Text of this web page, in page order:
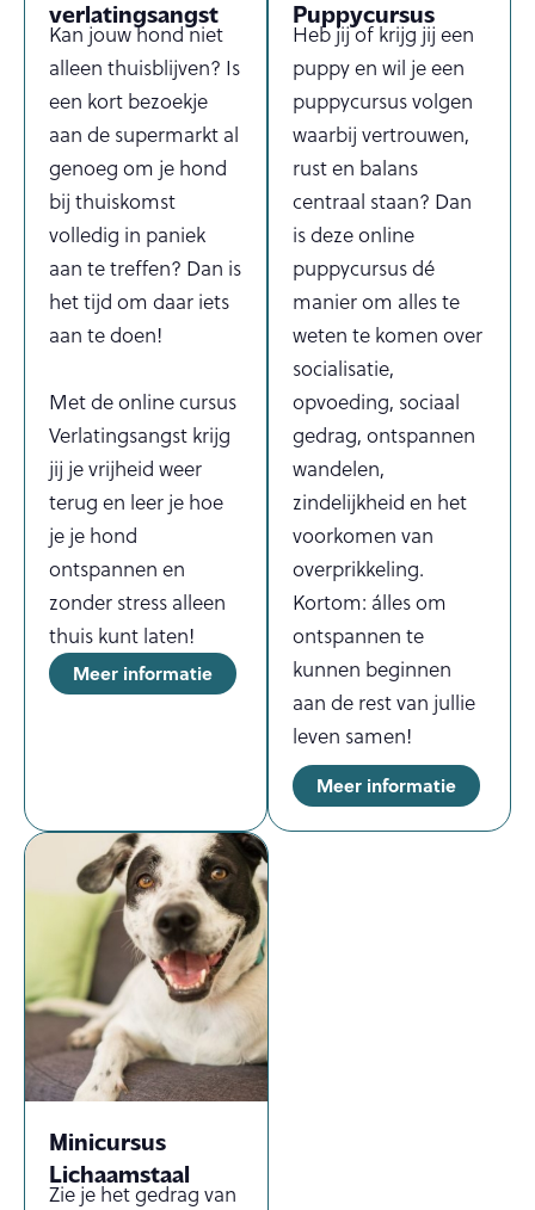
verlatingsangst
Kan jouw hond niet
alleen thuisblijven? Is
een kort bezoekje
aan de supermarkt al
genoeg om je hond
bij thuiskomst
volledig in paniek
aan te treffen? Dan is
het tijd om daar iets
aan te doen!
Met de online cursus
Verlatingsangst krijg
jij je vrijheid weer
terug en leer je hoe
je je hond
ontspannen en
zonder stress alleen
thuis kunt laten!
Meer informatie
Puppycursus
Heb jij of krijg jij een
puppy en wil je een
puppycursus volgen
waarbij vertrouwen,
rust en balans
centraal staan? Dan
is deze online
puppycursus dé
manier om alles te
weten te komen over
socialisatie,
opvoeding, sociaal
gedrag, ontspannen
wandelen,
zindelijkheid en het
voorkomen van
overprikkeling.
Kortom: álles om
ontspannen te
kunnen beginnen
aan de rest van jullie
leven samen!
Meer informatie
Minicursus
Lichaamstaal
Zie je het gedrag van